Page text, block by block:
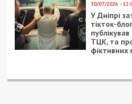
30/07/2026 -
У Дніпрі
тікток-
ТЦК, та
фіктивних